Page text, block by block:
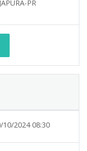
PR
10/2024 08:30